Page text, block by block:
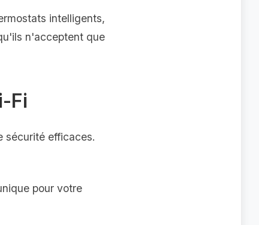
intelligents,
n'acceptent que
Fi
sécurité efficaces.
pour votre